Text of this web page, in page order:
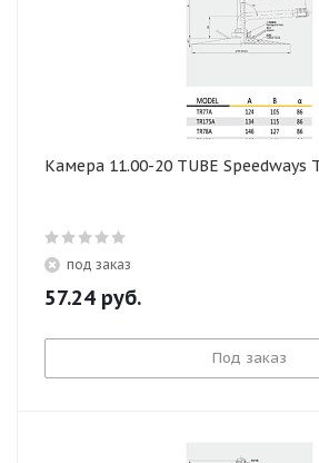
под заказ
57.24 руб.
Под заказ